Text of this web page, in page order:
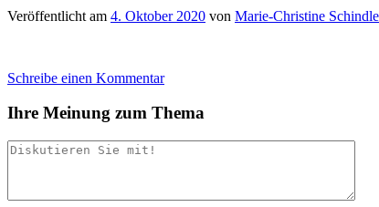
Veröffentlicht am 4. Oktober 2020 von Marie-Christine
Schreibe einen Kommentar
Ihre Meinung zum Thema